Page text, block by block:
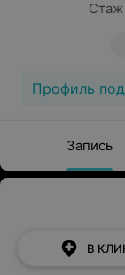
Стаж
Профиль
Запись
В